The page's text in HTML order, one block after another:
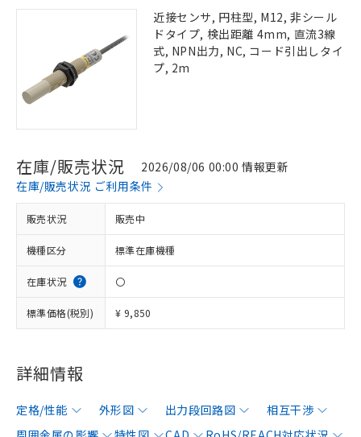
近接センサ, 円柱型, M12, 非シール
ドタイプ, 検出距離 4mm, 直流3線
式, NPN出力, NC, コード引出しタイ
プ, 2m
在庫/販売状況
2026/08/06 00:00 情報更新
在庫/販売状況 ご利用条件
販売状況 販売中
機種区分 標準在庫機種
在庫状況 〇
標準価格(税別) ¥ 9,850
詳細情報
定格/性能 外形図 出力段回路図
相互干渉